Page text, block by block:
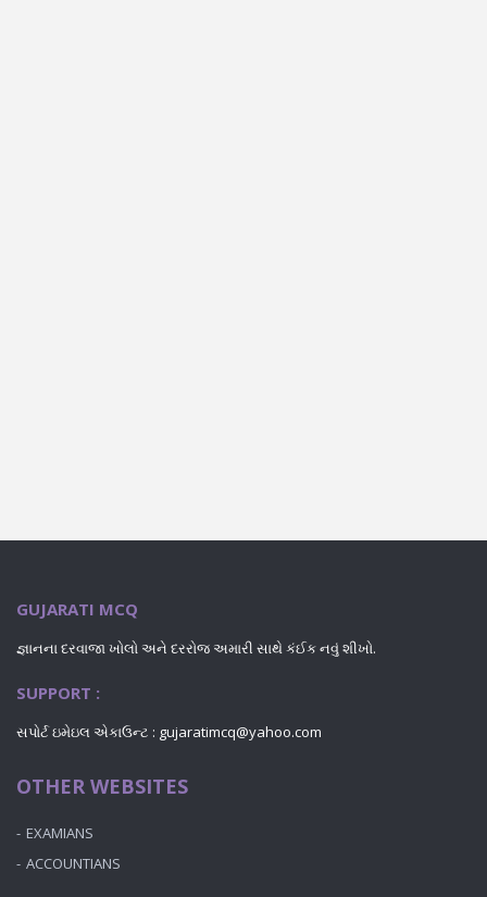
GUJARATI MCQ
જ્ઞાનના દરવાજા ખોલો અને દરરોજ અમારી સાથે કંઈક નવું શીખો.
SUPPORT :
સપોર્ટ ઇમેઇલ એકાઉન્ટ : gujaratimcq@yahoo.com
OTHER WEBSITES
EXAMIANS
ACCOUNTIANS